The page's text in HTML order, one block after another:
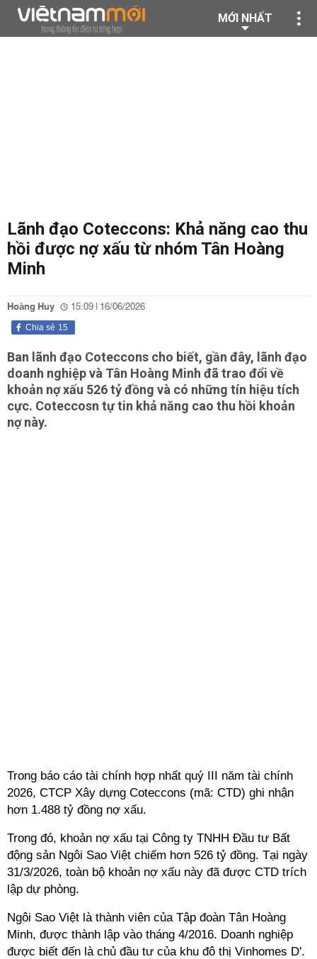
MỚI NHẤT
Lãnh đạo Coteccons: Khả năng cao thu
hồi được nợ xấu từ nhóm Tân Hoàng
Minh
Hoàng Huy 15:09 | 16/06/2026
15
Chia sẻ
Ban lãnh đạo Coteccons cho biết, gần đây, lãnh đạo
doanh nghiệp và Tân Hoàng Minh đã trao đổi về
khoản nợ xấu 526 tỷ đồng và có những tín hiệu tích
cực. Coteccosn tự tin khả năng cao thu hồi khoản
nợ này.
Trong báo cáo tài chính hợp nhất quý III năm tài chính
2026, CTCP Xây dựng Coteccons (mã: CTD) ghi nhận
hơn 1.488 tỷ đồng nợ xấu.
Trong đó, khoản nợ xấu tại Công ty TNHH Đầu tư Bất
động sản Ngôi Sao Việt chiếm hơn 526 tỷ đồng. Tại ngày
31/3/2026, toàn bộ khoản nợ xấu này đã được CTD trích
lập dự phòng.
Ngôi Sao Việt là thành viên của Tập đoàn Tân Hoàng
Minh, được thành lập vào tháng 4/2016. Doanh nghiệp
được biết đến là chủ đầu tư của khu đô thị Vinhomes D'.